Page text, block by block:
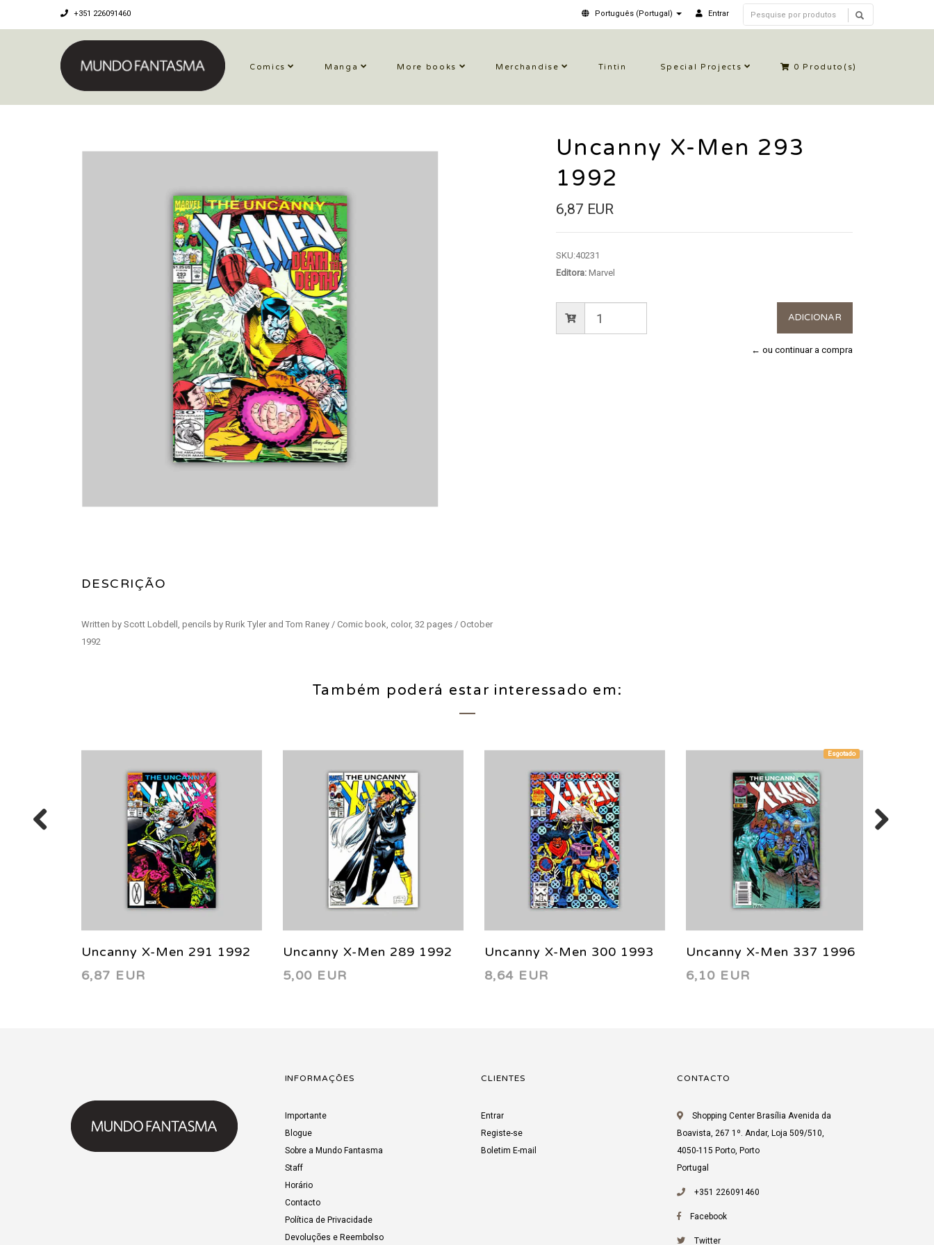
+351 226091460 Português (Portugal) Entrar
Comics Manga More books Merchandise Tintin Special Projects 0 Produto(s)
DESCRIÇÃO
Written by Scott Lobdell, pencils by Rurik Tyler and Tom Raney / Comic book, color, 32 pages / October
1992
Uncanny X-Men 293
1992
6,87 EUR
SKU:40231
Editora:Marvel
← ou continuar a compra
Também poderá estar interessado em:
Uncanny X-Men 291 1992
6,87 EUR
Uncanny X-Men 289 1992
5,00 EUR
Uncanny X-Men 300 1993
8,64 EUR
Esgotado
Uncanny X-Men 337 1996
6,10 EUR
INFORMAÇÕES
Importante
Blogue
Sobre a Mundo Fantasma
Staff
Horário
Contacto
Política de Privacidade
Devoluções e Reembolso
CLIENTES
Entrar
Registe-se
Boletim E-mail
CONTACTO
Shopping Center Brasília Avenida da
Boavista, 267 1º. Andar, Loja 509/510,
4050-115 Porto, Porto
Portugal
+351 226091460
Facebook
Twitter